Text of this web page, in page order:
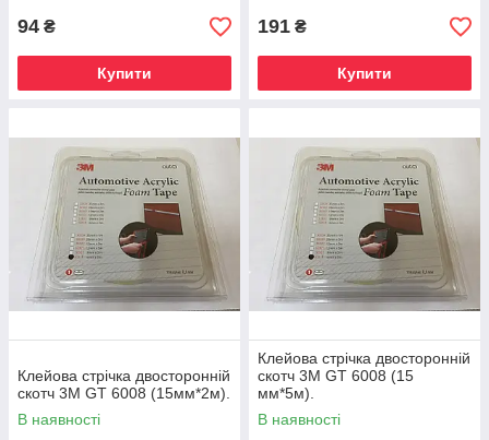
94 ₴
Купити
191 ₴
Купити
Клейова стрічка двосторонній
скотч 3М GT 6008 (15мм*2м).
В наявності
Клейова стрічка двосторонній
скотч 3М GT 6008 (15
мм*5м).
В наявності